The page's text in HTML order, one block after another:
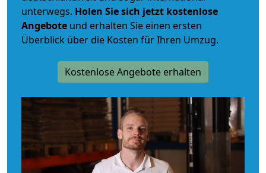
unterwegs. Holen Sie sich jetzt kostenlose
Angebote und erhalten Sie einen ersten
Überblick über die Kosten für Ihren Umzug.
Kostenlose Angebote erhalten